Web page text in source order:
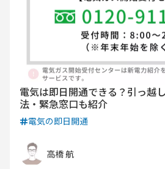
電気は即日開通できる？引っ越
法・緊急窓口も紹介
電気の即日開通
高橋 航